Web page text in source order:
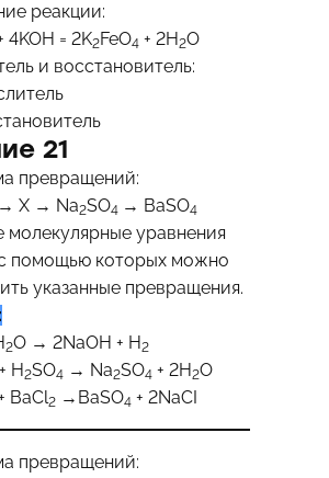
реакции:
4KOH = 2K2FeO4 + 2H2O
и восстановитель:
21
превращений:
X → Na2SO4 → BaSO4
молекулярные уравнения
помощью которых можно
указанные превращения.
2O → 2NaOH + H2
H2SO4 → Na2SO4 + 2H2O
BaCl2→BaSO4 + 2NaCI
превращений: